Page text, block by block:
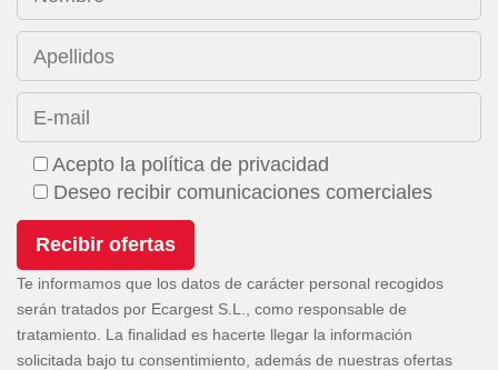
Apellidos
E-mail
Acepto la política de privacidad
Deseo recibir comunicaciones comerciales
Te informamos que los datos de carácter personal recogidos
serán tratados por Ecargest S.L., como responsable de
tratamiento. La finalidad es hacerte llegar la información
solicitada bajo tu consentimiento, además de nuestras ofertas